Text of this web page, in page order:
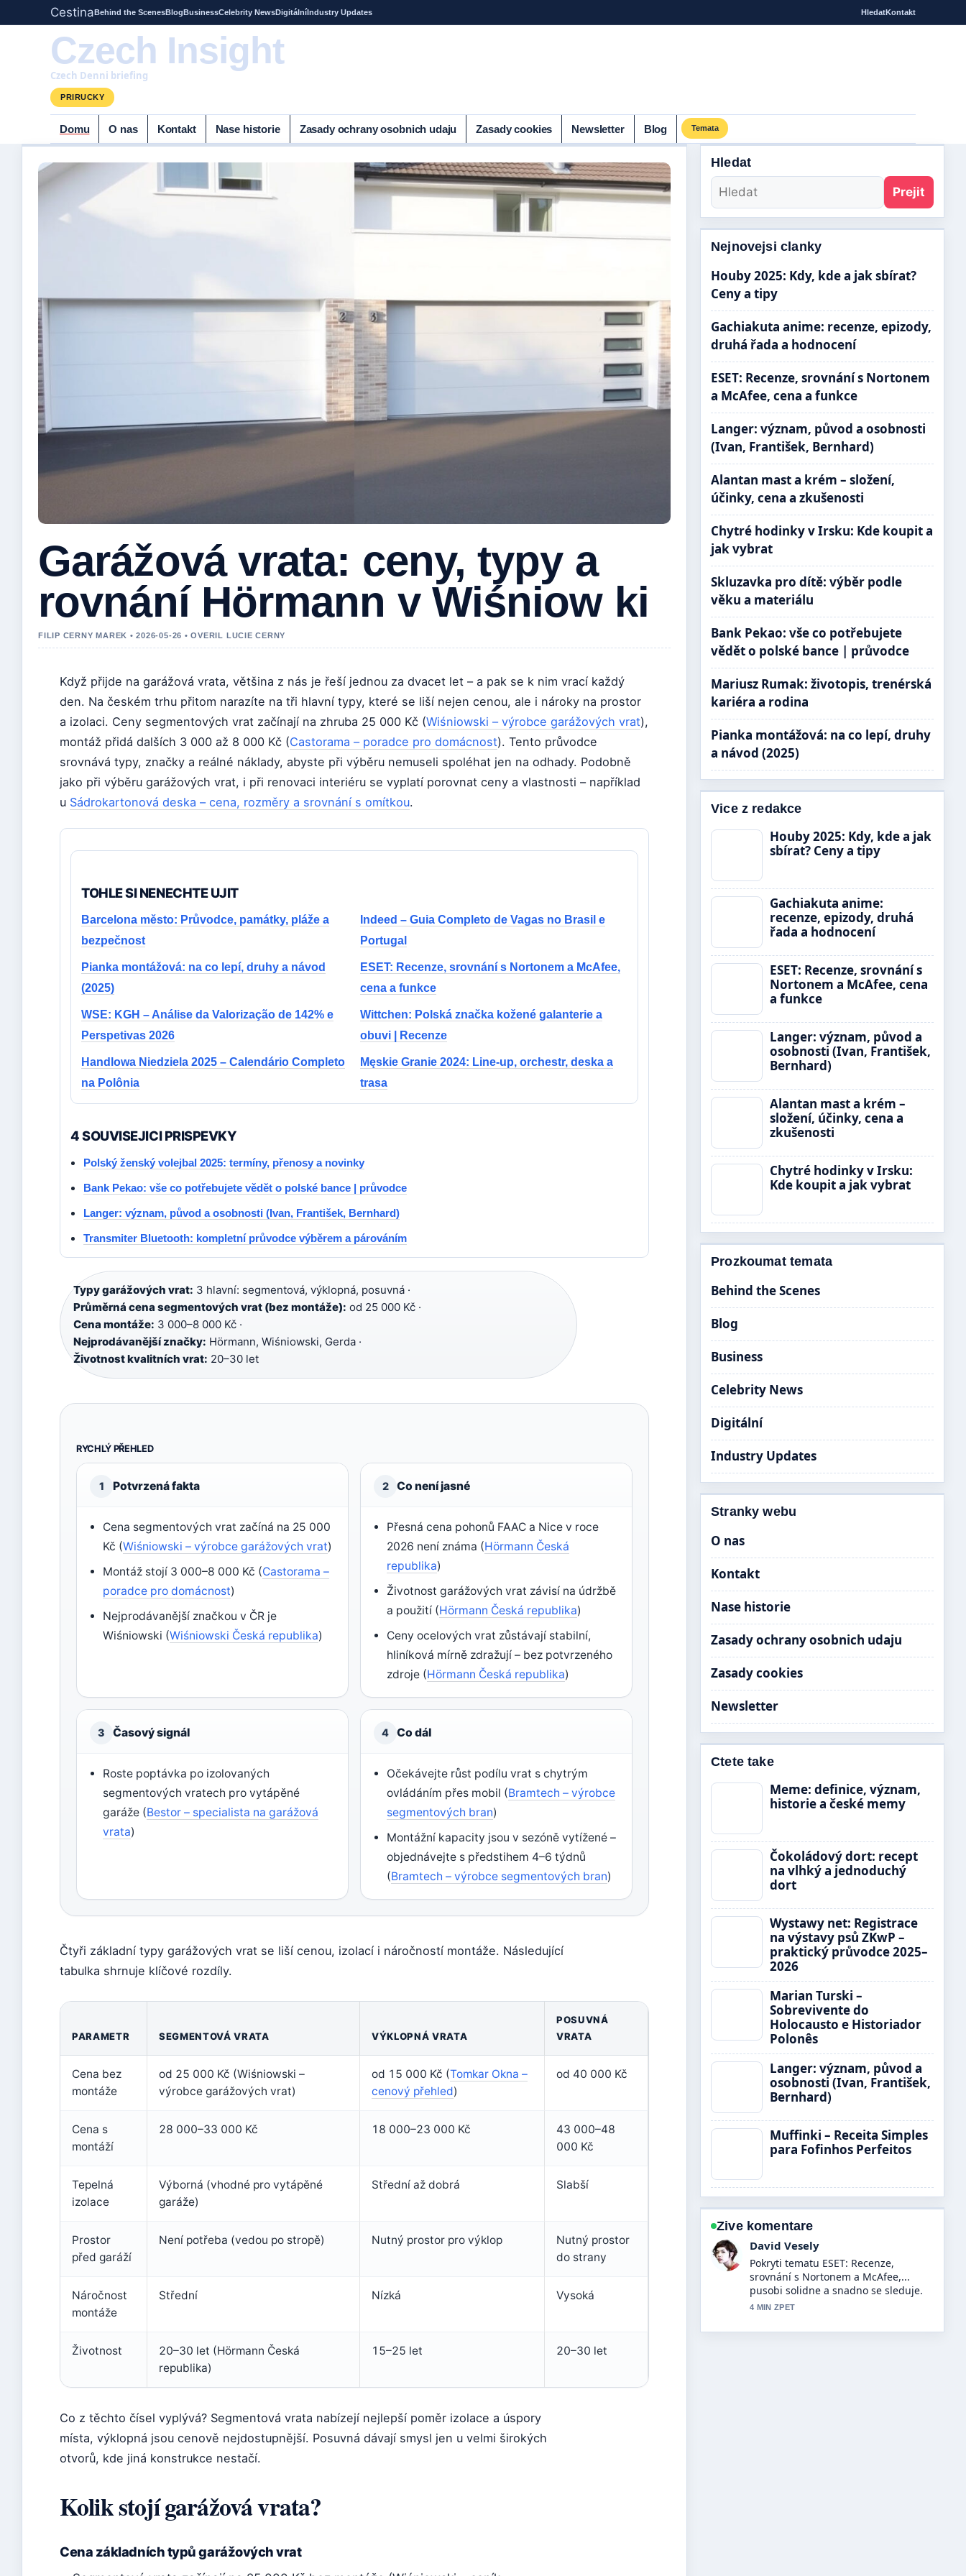
CestinaBehind the ScenesBlogBusinessCelebrity NewsDigitálníIndustry Updates HledatKontakt
Czech Insight
Czech Denni briefing
PRIRUCKY
Domu O nas Kontakt Nase historie Zasady ochrany osobnich udaju Zasady cookies Newsletter Blog Temata
Garážová vrata: ceny, typy a
rovnání Hörmann v Wiśniow ki
FILIP CERNY MAREK • 2026-05-26 • OVERIL LUCIE CERNY
Když přijde na garážová vrata, většina z nás je řeší jednou za dvacet let – a pak se k nim vrací každý
den. Na českém trhu přitom narazíte na tři hlavní typy, které se liší nejen cenou, ale i nároky na prostor
a izolaci. Ceny segmentových vrat začínají na zhruba 25 000 Kč (Wiśniowski – výrobce garážových vrat),
montáž přidá dalších 3 000 až 8 000 Kč (Castorama – poradce pro domácnost). Tento průvodce
srovnává typy, značky a reálné náklady, abyste při výběru nemuseli spoléhat jen na odhady. Podobně
jako při výběru garážových vrat, i při renovaci interiéru se vyplatí porovnat ceny a vlastnosti – například
u Sádrokartonová deska – cena, rozměry a srovnání s omítkou.
TOHLE SI NENECHTE UJIT
Barcelona město: Průvodce, památky, pláže a
bezpečnost
Indeed – Guia Completo de Vagas no Brasil e
Portugal
Pianka montážová: na co lepí, druhy a návod
(2025)
ESET: Recenze, srovnání s Nortonem a McAfee,
cena a funkce
WSE: KGH – Análise da Valorização de 142% e
Perspetivas 2026
Wittchen: Polská značka kožené galanterie a
obuvi | Recenze
Handlowa Niedziela 2025 – Calendário Completo
na Polônia
Męskie Granie 2024: Line-up, orchestr, deska a
trasa
4 SOUVISEJICI PRISPEVKY
Polský ženský volejbal 2025: termíny, přenosy a novinky
Bank Pekao: vše co potřebujete vědět o polské bance | průvodce
Langer: význam, původ a osobnosti (Ivan, František, Bernhard)
Transmiter Bluetooth: kompletní průvodce výběrem a párováním
Typy garážových vrat: 3 hlavní: segmentová, výklopná, posuvná ·
Průměrná cena segmentových vrat (bez montáže): od 25 000 Kč ·
Cena montáže: 3 000–8 000 Kč ·
Nejprodávanější značky: Hörmann, Wiśniowski, Gerda ·
Životnost kvalitních vrat: 20–30 let
RYCHLÝ PŘEHLED
1 Potvrzená fakta
Cena segmentových vrat začíná na 25 000
Kč (Wiśniowski – výrobce garážových vrat)
Montáž stojí 3 000–8 000 Kč (Castorama –
poradce pro domácnost)
Nejprodávanější značkou v ČR je
Wiśniowski (Wiśniowski Česká republika)
2 Co není jasné
Přesná cena pohonů FAAC a Nice v roce
2026 není známa (Hörmann Česká
republika)
Životnost garážových vrat závisí na údržbě
a použití (Hörmann Česká republika)
Ceny ocelových vrat zůstávají stabilní,
hliníková mírně zdražují – bez potvrzeného
zdroje (Hörmann Česká republika)
3 Časový signál
Roste poptávka po izolovaných
segmentových vratech pro vytápěné
garáže (Bestor – specialista na garážová
vrata)
4 Co dál
Očekávejte růst podílu vrat s chytrým
ovládáním přes mobil (Bramtech – výrobce
segmentových bran)
Montážní kapacity jsou v sezóně vytížené –
objednávejte s předstihem 4–6 týdnů
(Bramtech – výrobce segmentových bran)
Čtyři základní typy garážových vrat se liší cenou, izolací i náročností montáže. Následující
tabulka shrnuje klíčové rozdíly.
PARAMETR SEGMENTOVÁ VRATA VÝKLOPNÁ VRATA
POSUVNÁ
VRATA
Cena bez
montáže
od 25 000 Kč (Wiśniowski –
výrobce garážových vrat)
od 15 000 Kč (Tomkar Okna –
cenový přehled)
od 40 000 Kč
Cena s
montáží
28 000–33 000 Kč 18 000–23 000 Kč
43 000–48
000 Kč
Tepelná
izolace
Výborná (vhodné pro vytápěné
garáže)
Střední až dobrá Slabší
Prostor
před garáží
Není potřeba (vedou po stropě) Nutný prostor pro výklop
Nutný prostor
do strany
Náročnost
montáže
Střední Nízká Vysoká
Životnost
20–30 let (Hörmann Česká
republika)
15–25 let 20–30 let
Co z těchto čísel vyplývá? Segmentová vrata nabízejí nejlepší poměr izolace a úspory
místa, výklopná jsou cenově nejdostupnější. Posuvná dávají smysl jen u velmi širokých
otvorů, kde jiná konstrukce nestačí.
Kolik stojí garážová vrata?
Cena základních typů garážových vrat
Hledat
Prejit
Nejnovejsi clanky
Houby 2025: Kdy, kde a jak sbírat?
Ceny a tipy
Gachiakuta anime: recenze, epizody,
druhá řada a hodnocení
ESET: Recenze, srovnání s Nortonem
a McAfee, cena a funkce
Langer: význam, původ a osobnosti
(Ivan, František, Bernhard)
Alantan mast a krém – složení,
účinky, cena a zkušenosti
Chytré hodinky v Irsku: Kde koupit a
jak vybrat
Skluzavka pro dítě: výběr podle
věku a materiálu
Bank Pekao: vše co potřebujete
vědět o polské bance | průvodce
Mariusz Rumak: životopis, trenérská
kariéra a rodina
Pianka montážová: na co lepí, druhy
a návod (2025)
Vice z redakce
Houby 2025: Kdy, kde a jak
sbírat? Ceny a tipy
Gachiakuta anime:
recenze, epizody, druhá
řada a hodnocení
ESET: Recenze, srovnání s
Nortonem a McAfee, cena
a funkce
Langer: význam, původ a
osobnosti (Ivan, František,
Bernhard)
Alantan mast a krém –
složení, účinky, cena a
zkušenosti
Chytré hodinky v Irsku:
Kde koupit a jak vybrat
Prozkoumat temata
Behind the Scenes
Blog
Business
Celebrity News
Digitální
Industry Updates
Stranky webu
O nas
Kontakt
Nase historie
Zasady ochrany osobnich udaju
Zasady cookies
Newsletter
Ctete take
Meme: definice, význam,
historie a české memy
Čokoládový dort: recept
na vlhký a jednoduchý
dort
Wystawy net: Registrace
na výstavy psů ZKwP –
praktický průvodce 2025–
2026
Marian Turski –
Sobrevivente do
Holocausto e Historiador
Polonês
Langer: význam, původ a
osobnosti (Ivan, František,
Bernhard)
Muffinki – Receita Simples
para Fofinhos Perfeitos
Zive komentare
Anna Novakova
Vyborna verifikace kolem Houby 2025:
Kdy, kde a jak sbírat?.... Vic redakci by
melo psat timto stylem.
6 MIN ZPET